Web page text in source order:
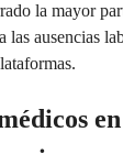
la mayor
las ausencias